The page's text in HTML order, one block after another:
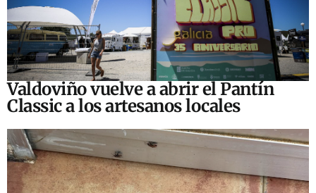
Valdoviño vuelve a abrir el Pantín
Classic a los artesanos locales